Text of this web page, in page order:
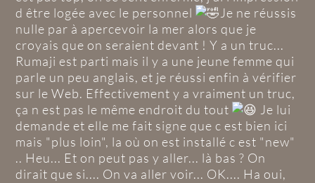
d être logée avec le personnel
Je ne réussis
nulle par à apercevoir la mer alors que je
croyais que on seraient devant ! Y a un truc...
Rumaji est parti mais il y a une jeune femme qui
parle un peu anglais, et je réussi enfin à vérifier
sur le Web. Effectivement y a vraiment un truc,
ça n est pas le même endroit du tout
Je lui
demande et elle me fait signe que c est bien ici
mais "plus loin", la où on est installé c est "new"
.. Heu... Et on peut pas y aller... là bas ? On
dirait que si.... On va aller voir... OK.... Ha oui,